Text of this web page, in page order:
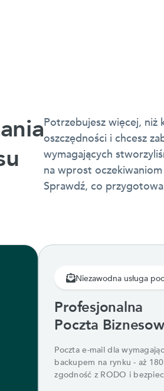
Potrzebujesz więcej, niż
oszczędności i chcesz
wymagających
na wprost
Sprawdź, co
Niezawodna usługa
Profesjonalna
Poczta
Poczta e-mail dla
backupem na rynku - aż
zgodność z RODO i